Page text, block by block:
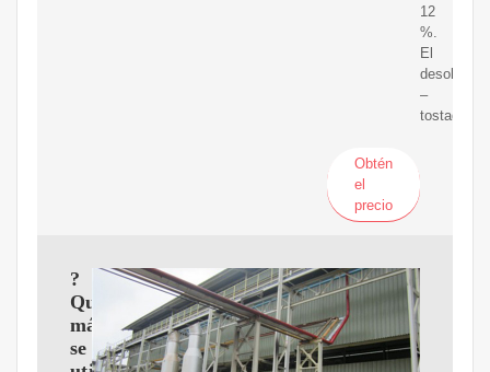
12
%.
El
–
tostador
Obtén
el
precio
?
Qué
máquina
se